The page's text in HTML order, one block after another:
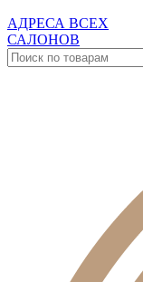
АДРЕСА ВСЕХ
САЛОНОВ